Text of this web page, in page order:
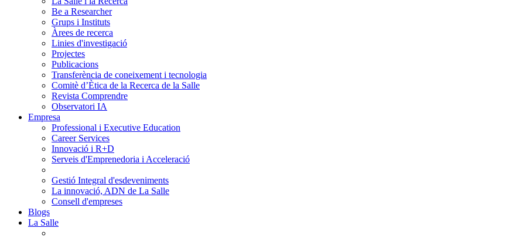
Be a Researcher
Grups i Instituts
Àrees de recerca
Linies d'investigació
Projectes
Publicacions
Transferència de coneixement i tecnologia
Comitè d’Ètica de la Recerca de la Salle
Revista Comprendre
Observatori IA
Empresa
Professional i Executive Education
Career Services
Innovació i R+D
Serveis d'Emprenedoria i Acceleració
Gestió Integral d'esdeveniments
La innovació, ADN de La Salle
Consell d'empreses
Blogs
La Salle